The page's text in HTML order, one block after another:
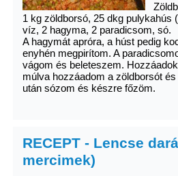
1 kg zöldborsó, 25 dkg
víz, 2 hagyma, 2 paradicsom, só.
A hagymát apróra, a húst pedig
enyhén megpirítom. A
vágom és beleteszem.
múlva hozzáadom a zöldborsót
után sózom és készre főzöm.
RECEPT - Lencse
mercimek)